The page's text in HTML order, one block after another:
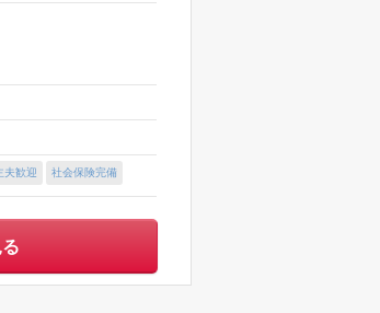
夫歓迎 社会保険完備